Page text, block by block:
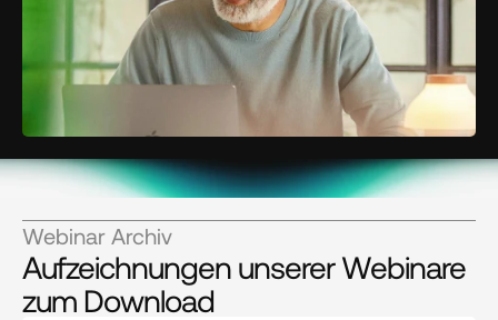
Webinar Archiv
Aufzeichnungen unserer Webinare
zum Download